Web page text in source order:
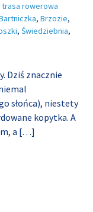
trasa rowerowa
, Brzozie,
, Świedziebnia,
Dziś znacznie
słońca), niestety
kopytka. A
a […]